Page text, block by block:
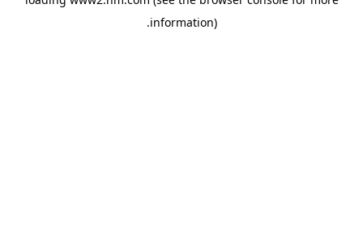
information)
.